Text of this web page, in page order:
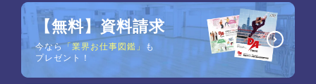
【無料】資料請求
今なら「業界お仕事図鑑」
も
プレゼント！